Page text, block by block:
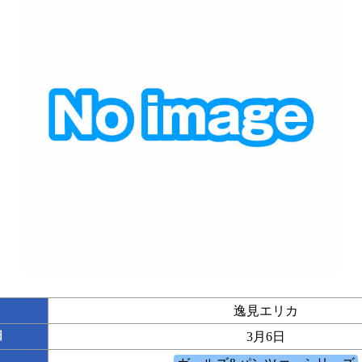
逸見エリカ
3月6日